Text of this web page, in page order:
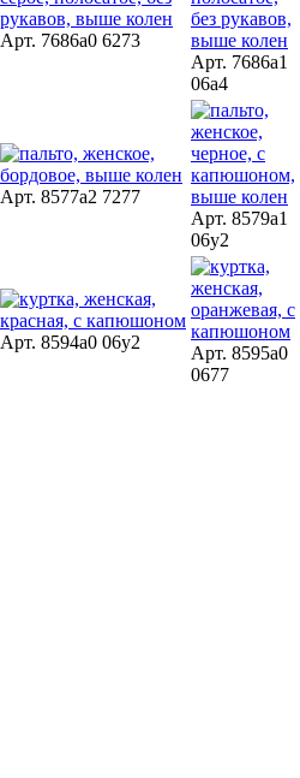
Арт. 7686a0 6273
Арт. 7686a1
06a4
Арт. 8577a2 7277
Арт. 8579a1
06y2
Арт. 8594a0 06y2
Арт. 8595a0
0677